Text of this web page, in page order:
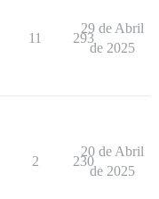
11 293
29 de Abril
de 2025
2 230
20 de Abril
de 2025